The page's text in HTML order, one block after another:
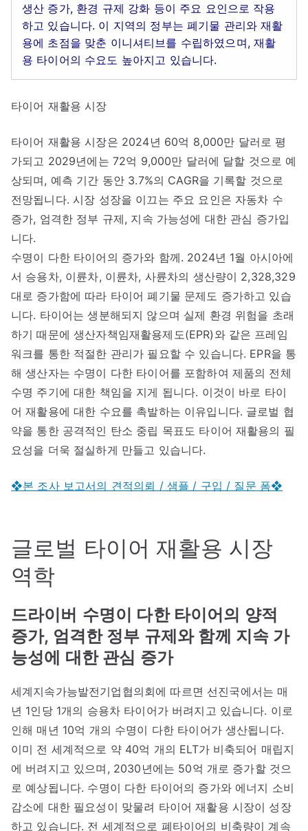
생산 증가, 환경 규제 강화 등이 주요 요인으로 작용
하고 있습니다. 이 지역의 정부는 폐기물 관리와 재활
용에 초점을 맞춘 이니셔티브를 수립하였으며, 재활
용 타이어의 수요도 높아지고 있습니다.
타이어 재활용 시장
타이어 재활용 시장은 2024년 60억 8,000만 달러로 평
가되고 2029년에는 72억 9,000만 달러에 달할 것으로 예
상되며, 예측 기간 동안 3.7%의 CAGR을 기록할 것으로
전망됩니다. 시장 성장을 이끄는 주요 요인은 자동차 수
증가, 엄격한 정부 규제, 지속 가능성에 대한 관심 증가입
니다.
수명이 다한 타이어의 증가와 함께. 2024년 1월 아시아에
서 승용차, 이륜차, 이륜차, 사륜차의 생산량이 2,328,329
대로 증가함에 따라 타이어 폐기물 문제도 증가하고 있습
니다. 타이어는 생분해되지 않으며 실제 환경 위험을 초래
하기 때문에 생산자책임재활용제도(EPR)와 같은 프레임
워크를 통한 적절한 관리가 필요할 수 있습니다. EPR을 통
해 생산자는 수명이 다한 타이어를 포함하여 제품의 전체
수명 주기에 대한 책임을 지게 됩니다. 이것이 바로 타이
어 재활용에 대한 수요를 촉발하는 이유입니다. 글로벌 협
약을 통한 공격적인 탄소 중립 목표도 타이어 재활용의 필
요성을 더욱 절실하게 만들고 있습니다.
❖본 조사 보고서의 견적의뢰 / 샘플 / 구입 / 질문 폼❖
글로벌 타이어 재활용 시장
역학
드라이버 수명이 다한 타이어의 양적
증가, 엄격한 정부 규제와 함께 지속 가
능성에 대한 관심 증가
세계지속가능발전기업협의회에 따르면 선진국에서는 매
년 1인당 1개의 승용차 타이어가 버려지고 있습니다. 이로
인해 매년 10억 개의 수명이 다한 타이어가 생산됩니다.
이미 전 세계적으로 약 40억 개의 ELT가 비축되어 매립지
에 버려지고 있으며, 2030년에는 50억 개로 증가할 것으
로 예상됩니다. 수명이 다한 타이어의 증가와 에너지 소비
감소에 대한 필요성이 맞물려 타이어 재활용 시장이 성장
하고 있습니다. 전 세계적으로 폐타이어의 비축량이 계속